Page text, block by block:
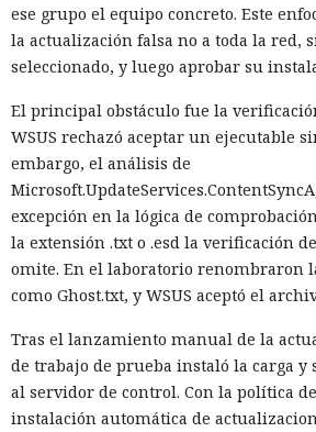
ese grupo el equipo concreto. Este
la actualización falsa no a toda la red,
seleccionado, y luego aprobar su
El principal obstáculo fue la
WSUS rechazó aceptar un ejecutable
embargo, el análisis de
excepción en la lógica de
la extensión .txt o .esd la verificación
omite. En el laboratorio renombraron
como Ghost.txt, y WSUS aceptó el
Tras el lanzamiento manual de la
de trabajo de prueba instaló la carga y
al servidor de control. Con la política
instalación automática de